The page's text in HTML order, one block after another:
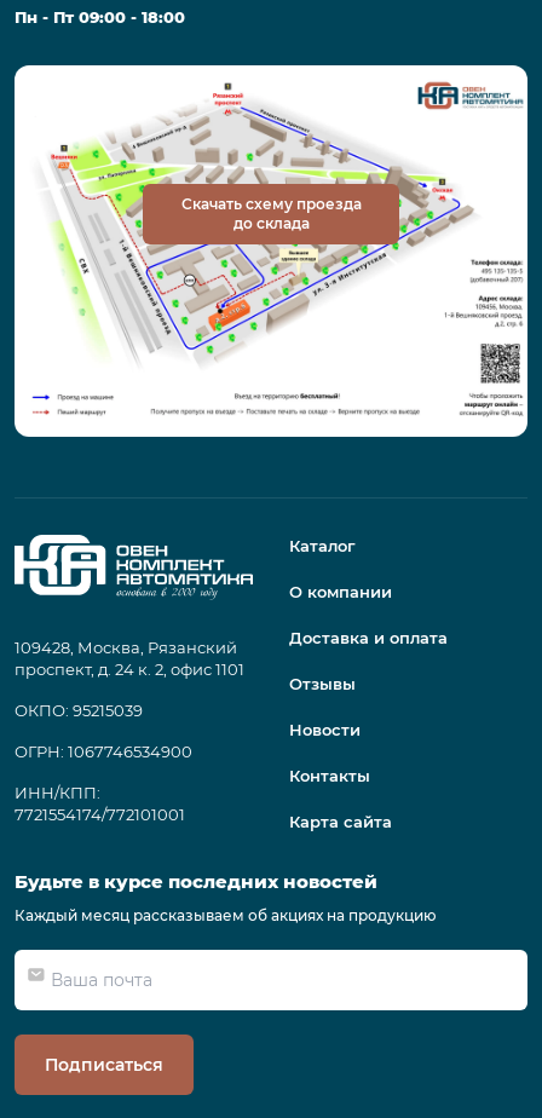
Пн - Пт 09:00 - 18:00
Скачать схему проезда
до склада
109428, Москва, Рязанский
проспект, д. 24 к. 2, офис 1101
ОКПО: 95215039
ОГРН: 1067746534900
ИНН/КПП:
7721554174/772101001
Каталог
О компании
Доставка и оплата
Отзывы
Новости
Контакты
Карта сайта
Будьте в курсе последних новостей
Каждый месяц рассказываем об акциях на продукцию
Подписаться